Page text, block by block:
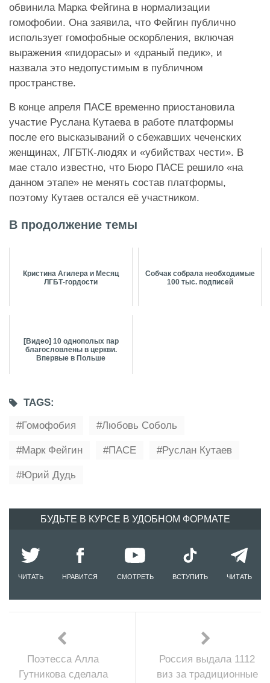
обвинила Марка Фейгина в нормализации
гомофобии. Она заявила, что Фейгин публично
использует гомофобные оскорбления, включая
выражения «пидорасы» и «драный педик», и
назвала это недопустимым в публичном
пространстве.
В конце апреля ПАСЕ временно приостановила
участие Руслана Кутаева в работе платформы
после его высказываний о сбежавших чеченских
женщинах, ЛГБТК-людях и «убийствах чести». В
мае стало известно, что Бюро ПАСЕ решило «на
данном этапе» не менять состав платформы,
поэтому Кутаев остался её участником.
В продолжение темы
Кристина Агилера и Месяц
ЛГБТ-гордости
Собчак собрала необходимые
100 тыс. подписей
[Видео] 10 однополых пар
благословлены в церкви.
Впервые в Польше
TAGS:
Гомофобия
Любовь Соболь
Марк Фейгин ПАСЕ Руслан Кутаев
Юрий Дудь
БУДЬТЕ В КУРСЕ В УДОБНОМ ФОРМАТЕ
ЧИТАТЬ НРАВИТСЯ СМОТРЕТЬ ВСТУПИТЬ ЧИТАТЬ
Поэтесса Алла
Гутникова сделала
Россия выдала 1112
виз за традиционные